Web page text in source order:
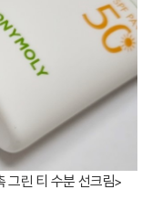
수분 선크림>